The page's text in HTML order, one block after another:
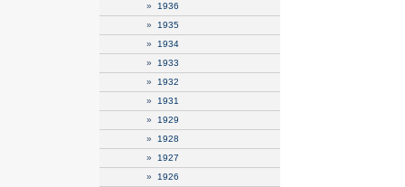
» 1936
» 1935
» 1934
» 1933
» 1932
» 1931
» 1929
» 1928
» 1927
» 1926